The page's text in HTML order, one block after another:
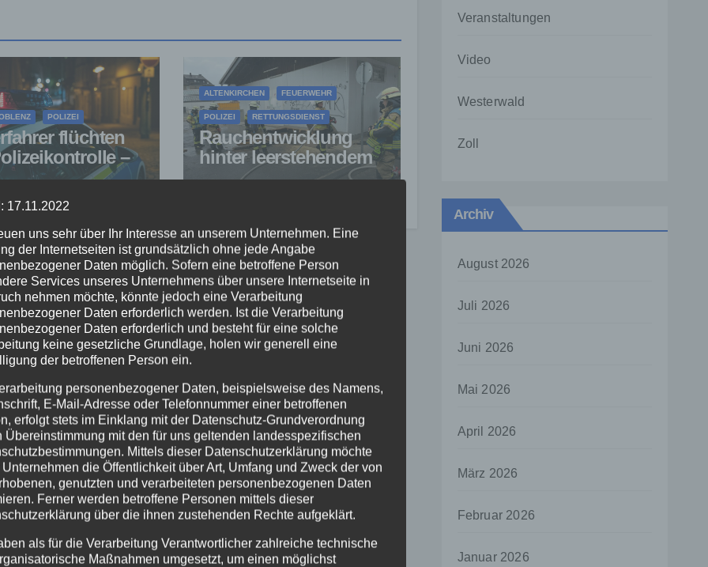
POLIZEI
flüchten
–
nach
gestoppt
ALTENKIRCHEN FEUERWEHR
POLIZEI RETTUNGSDIENST
Rauchentwicklung
hinter leerstehendem
Gebäude sorgt für
Veranstaltungen
Video
Westerwald
Zoll
Archiv
August 2026
Juli 2026
Juni 2026
Mai 2026
April 2026
März 2026
Februar 2026
Januar 2026
17.11.2022
uns sehr über Ihr Interesse an unserem Unternehmen. Eine
der Internetseiten ist grundsätzlich ohne jede Angabe
Daten möglich. Sofern eine betroffene Person
Services unseres Unternehmens über unsere Internetseite in
nehmen möchte, könnte jedoch eine Verarbeitung
Daten erforderlich werden. Ist die Verarbeitung
Daten erforderlich und besteht für eine solche
keine gesetzliche Grundlage, holen wir generell eine
der betroffenen Person ein.
personenbezogener Daten, beispielsweise des Namens,
E-Mail-Adresse oder Telefonnummer einer betroffenen
erfolgt stets im Einklang mit der Datenschutz-Grundverordnung
Übereinstimmung mit den für uns geltenden landesspezifischen
Mittels dieser Datenschutzerklärung möchte
Unternehmen die Öffentlichkeit über Art, Umfang und Zweck der von
genutzten und verarbeiteten personenbezogenen Daten
Ferner werden betroffene Personen mittels dieser
über die ihnen zustehenden Rechte aufgeklärt.
als für die Verarbeitung Verantwortlicher zahlreiche technische
Maßnahmen umgesetzt, um einen möglichst